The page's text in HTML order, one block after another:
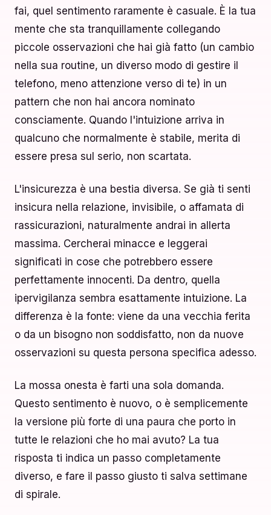
fai, quel sentimento raramente è casuale. È la tua
mente che sta tranquillamente collegando
piccole osservazioni che hai già fatto (un cambio
nella sua routine, un diverso modo di gestire il
telefono, meno attenzione verso di te) in un
pattern che non hai ancora nominato
consciamente. Quando l'intuizione arriva in
qualcuno che normalmente è stabile, merita di
essere presa sul serio, non scartata.
L'insicurezza è una bestia diversa. Se già ti senti
insicura nella relazione, invisibile, o affamata di
rassicurazioni, naturalmente andrai in allerta
massima. Cercherai minacce e leggerai
significati in cose che potrebbero essere
perfettamente innocenti. Da dentro, quella
ipervigilanza sembra esattamente intuizione. La
differenza è la fonte: viene da una vecchia ferita
o da un bisogno non soddisfatto, non da nuove
osservazioni su questa persona specifica adesso.
La mossa onesta è farti una sola domanda.
Questo sentimento è nuovo, o è semplicemente
la versione più forte di una paura che porto in
tutte le relazioni che ho mai avuto? La tua
risposta ti indica un passo completamente
diverso, e fare il passo giusto ti salva settimane
di spirale.